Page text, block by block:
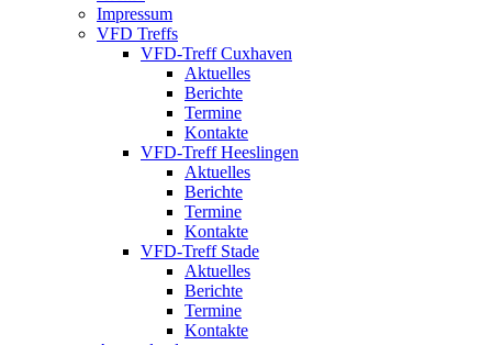
Impressum
VFD Treffs
VFD-Treff Cuxhaven
Aktuelles
Berichte
Termine
Kontakte
VFD-Treff Heeslingen
Aktuelles
Berichte
Termine
Kontakte
VFD-Treff Stade
Aktuelles
Berichte
Termine
Kontakte